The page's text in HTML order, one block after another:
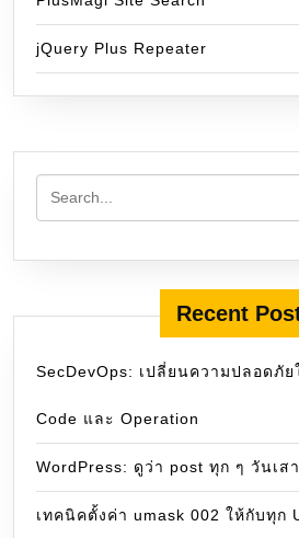
jQuery Plus Repeater
Recent
SecDevOps: เปลี่ยนความปลอดภัย
Code และ Operation
WordPress: ดูว่า post ทุก ๆ วันเส
เทคนิคตั้งค่า umask 002 ให้กับทุก